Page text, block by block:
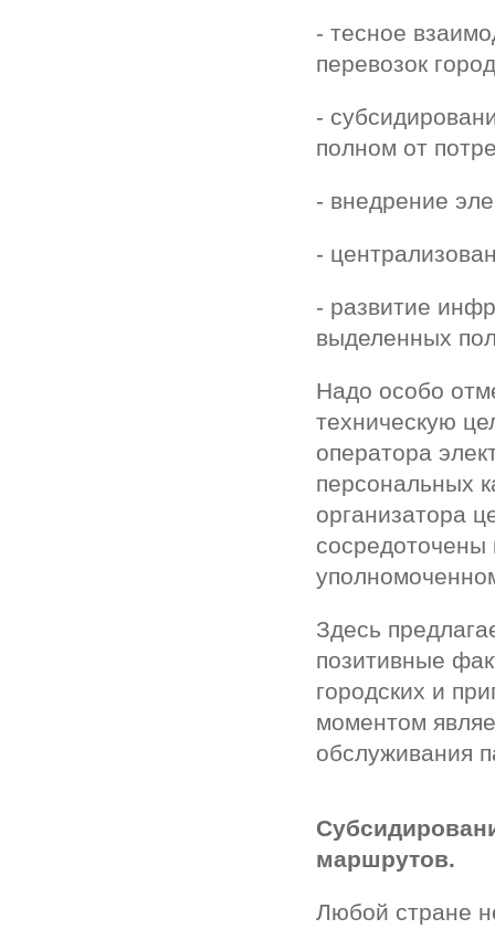
- тесное
перевозок
-
полном от
- внедрение
-
- развитие
выделенных
Надо особо
техническую
оператора
персональных
организатора
Здесь
позитивные
городских и
моментом
обслуживания
маршрутов.
Любой стране